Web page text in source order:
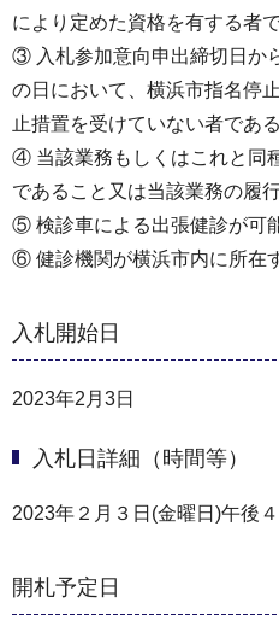
により定めた資格を有する者
③ 入札参加意向申出締切日か
の日において、横浜市指名停
止措置を受けていない者である
④ 当該業務もしくはこれと同
であること又は当該業務の履
⑤ 検診車による出張健診が可
⑥ 健診機関が横浜市内に所在
入札開始日
2023年2月3日
入札日詳細（時間等）
2023年２月３日(金曜日)午後
開札予定日